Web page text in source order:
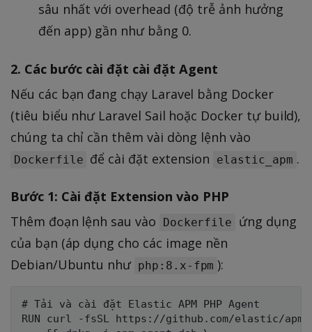
sâu nhất với overhead (độ trễ ảnh hưởng
đến app) gần như bằng 0.
2. Các bước cài đặt cài đặt Agent
Nếu các bạn đang chạy Laravel bằng Docker
(tiêu biểu như Laravel Sail hoặc Docker tự build),
chúng ta chỉ cần thêm vài dòng lệnh vào
Dockerfile để cài đặt extension elastic_apm .
Bước 1: Cài đặt Extension vào PHP
Thêm đoạn lệnh sau vào Dockerfile
ứng dụng
của bạn (áp dụng cho các image nền
Debian/Ubuntu như php:8.x-fpm ):
# Tải và cài đặt Elastic APM PHP Agent
RUN curl -fsSL https://github.com/elastic/apm-